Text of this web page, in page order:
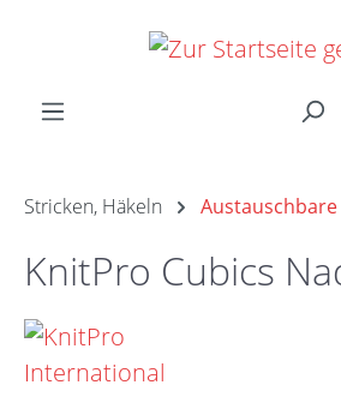
Zum Hauptinhalt springen
Stricken, Häkeln
KnitPro Cubics